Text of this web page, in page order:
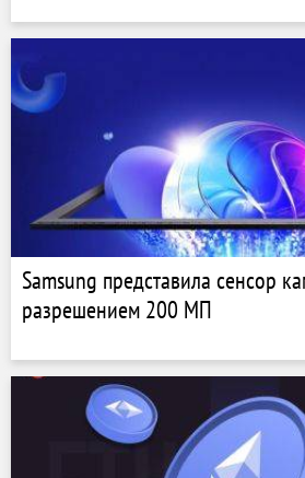
Samsung представила сенсор
разрешением 200 МП